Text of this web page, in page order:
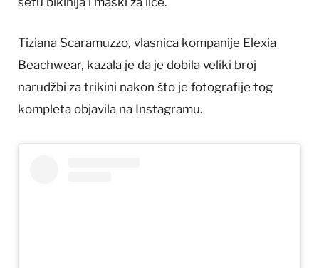
Tiziana Scaramuzzo, vlasnica kompanije Elexia
Beachwear, kazala je da je dobila veliki broj
narudžbi za trikini nakon što je fotografije tog
kompleta objavila na Instagramu.